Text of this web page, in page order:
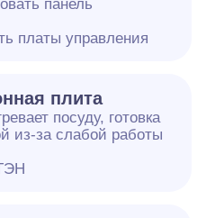
панель
платы управления
плита
посуду, готовка
из-за слабой работы